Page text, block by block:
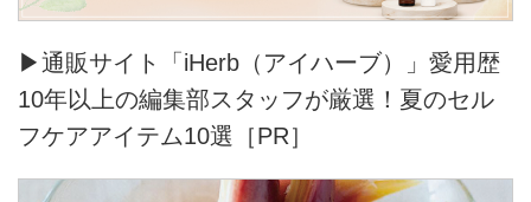
▶通販サイト「iHerb（アイハーブ）」愛用歴
10年以上の編集部スタッフが厳選！夏のセル
フケアアイテム10選［PR］